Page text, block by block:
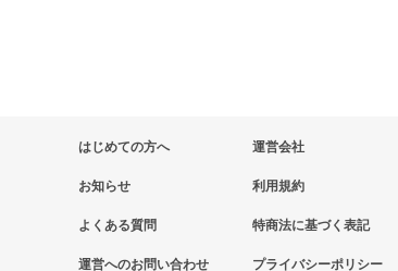
はじめての方へ
お知らせ
よくある質問
運営へのお問い合わせ
運営会社
利用規約
特商法に基づく表記
プライバシーポリシー